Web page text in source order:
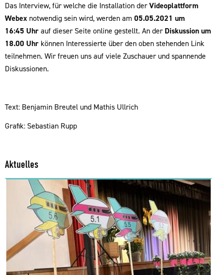
Das Interview, für welche die Installation derVideoplattform
Webex notwendig sein wird, werden am 05.05.2021 um
16:45 Uhrauf dieser Seite online gestellt. An derDiskussion um
18.00 Uhr können Interessierte über den oben stehenden Link
teilnehmen. Wir freuen uns auf viele Zuschauer und spannende
Diskussionen.
Text: Benjamin Breutel und Mathis Ullrich
Grafik: Sebastian Rupp
Aktuelles